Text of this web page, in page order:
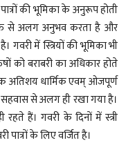
की भूमिका के अनुरूप होती
से अलग अनुभव करता है और
गवरी में स्त्रियों की भूमिका भी
को बराबरी का अधिकार होते
अतिशय धार्मिक एवम् ओजपूर्ण
से अलग ही रखा गया है।
रहते हैं। गवरी के दिनों में स्त्री
के लिए वर्जित है।